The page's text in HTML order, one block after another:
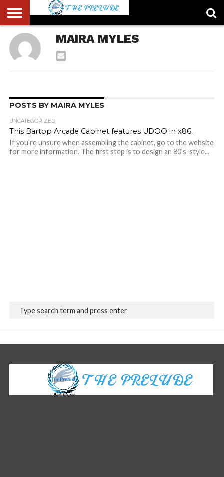
ABOUT
US
ACCOUNT
AUTHORS
LIST
FULL-
WIDTH
PAGE
HOME
LATEST
NEWS
LOGIN
LOGOUT
MEMBERS
PASSWORD
RESET
REGISTER
SAMPLE
PAGE
TYPOGRAPHY
USER MAIRA MYLES
POSTS BY MAIRA MYLES
UNCATEGORIZED
This Bartop Arcade Cabinet features UDOO in x86.
If you’re unsure when assembling the cabinet, go to the website
for more information. The first step is to design an 80’s-style...